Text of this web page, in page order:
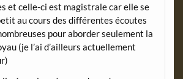
et celle-ci est magistrale car elle se
au cours des différentes écoutes
pour aborder seulement la
(je l’ai d’ailleurs actuellement